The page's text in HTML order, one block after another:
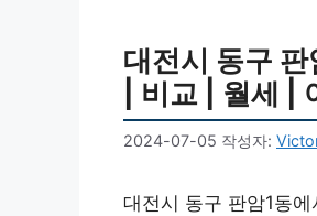
대전시 동구
| 비교 | 월세 |
2024-07-05 작성자:
대전시 동구 판암1동